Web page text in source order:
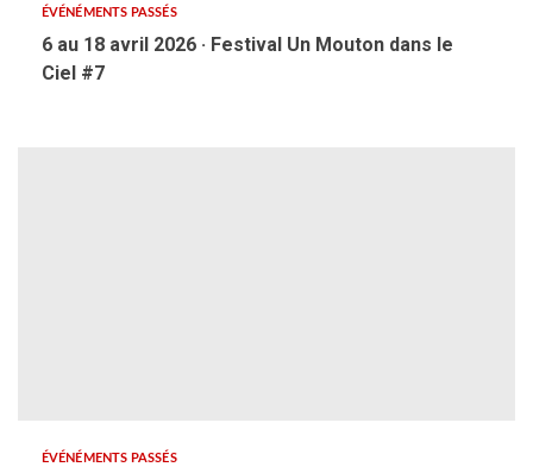
ÉVÉNÉMENTS PASSÉS
6 au 18 avril 2026 · Festival Un Mouton dans le
Ciel #7
ÉVÉNÉMENTS PASSÉS